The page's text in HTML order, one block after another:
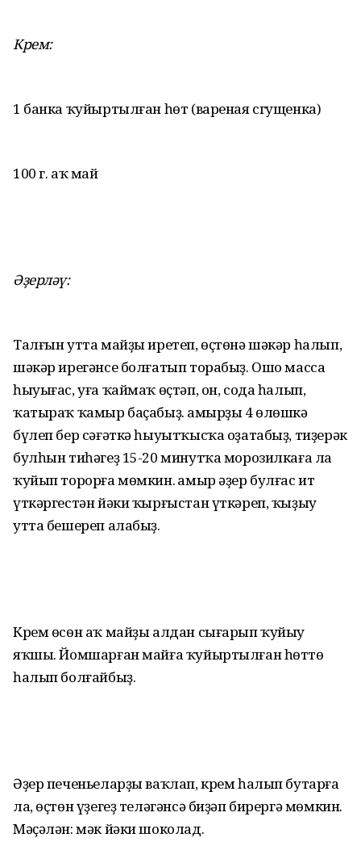
Крем:
1 банка ҡуйыртылған һөт (вареная сгущенка)
100 г. аҡ май
Әҙерләү:
Талғын утта майҙы иретеп, өҫтөнә шәкәр һалып,
шәкәр ирегәнсе болғатып торабыҙ. Ошо масса
һыуығас, уға ҡаймаҡ өҫтәп, он, сода һалып,
ҡатыраҡ ҡамыр баҫабыҙ. Ҡамырҙы 4 өлөшкә
бүлеп бер сәғәткә һыуытҡысҡа оҙатабыҙ, тиҙерәк
булһын тиһәгеҙ 15-20 минутҡа морозилкаға ла
ҡуйып торорға мөмкин. Ҡамыр әҙер булғас ит
үткәргестән йәки ҡырғыстан үткәреп, ҡыҙыу
утта бешереп алабыҙ.
Крем өсөн аҡ майҙы алдан сығарып ҡуйыу
яҡшы. Йомшарған майға ҡуйыртылған һөттө
һалып болғайбыҙ.
Әҙер печеньеларҙы ваҡлап, крем һалып бутарға
ла, өҫтөн үҙегеҙ теләгәнсә биҙәп бирергә мөмкин.
Мәҫәлән: мәк йәки шоколад.